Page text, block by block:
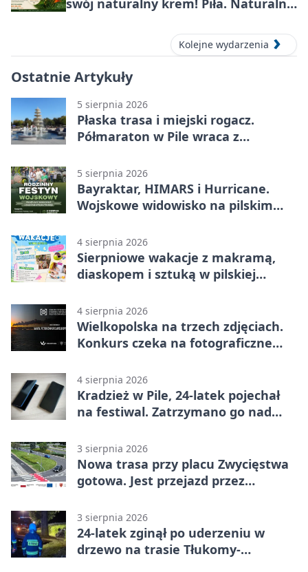
swój naturalny krem! Piła. Naturalna
Kolejne wydarzenia
Ostatnie Artykuły
5 sierpnia 2026
Płaska trasa i miejski rogacz.
Półmaraton w Pile wraca z
5 sierpnia 2026
Bayraktar, HIMARS i Hurricane.
Wojskowe widowisko na pilskim
4 sierpnia 2026
Sierpniowe wakacje z makramą,
diaskopem i sztuką w pilskiej
4 sierpnia 2026
Wielkopolska na trzech zdjęciach.
Konkurs czeka na fotograficzne
4 sierpnia 2026
Kradzież w Pile, 24-latek pojechał
na festiwal. Zatrzymano go nad
3 sierpnia 2026
Nowa trasa przy placu Zwycięstwa
gotowa. Jest przejazd przez
3 sierpnia 2026
24-latek zginął po uderzeniu w
drzewo na trasie Tłukomy-